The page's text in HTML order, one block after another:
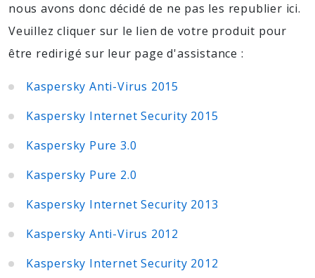
nous avons donc décidé de ne pas les republier ici.
Veuillez cliquer sur le lien de votre produit pour
être redirigé sur leur page d'assistance :
Kaspersky Anti-Virus 2015
Kaspersky Internet Security 2015
Kaspersky Pure 3.0
Kaspersky Pure 2.0
Kaspersky Internet Security 2013
Kaspersky Anti-Virus 2012
Kaspersky Internet Security 2012